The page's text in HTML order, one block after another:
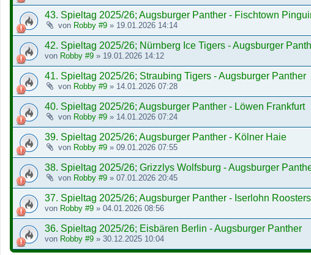
43. Spieltag 2025/26; Augsburger Panther - Fischtown
von Robby #9 » 19.01.2026 14:14
42. Spieltag 2025/26; Nürnberg Ice Tigers - Augsburger
von Robby #9 » 19.01.2026 14:12
41. Spieltag 2025/26; Straubing Tigers - Augsburger Panther
von Robby #9 » 14.01.2026 07:28
40. Spieltag 2025/26; Augsburger Panther - Löwen Frankfurt
von Robby #9 » 14.01.2026 07:24
39. Spieltag 2025/26; Augsburger Panther - Kölner Haie
von Robby #9 » 09.01.2026 07:55
38. Spieltag 2025/26; Grizzlys Wolfsburg - Augsburger
von Robby #9 » 07.01.2026 20:45
37. Spieltag 2025/26; Augsburger Panther - Iserlohn Roosters
von Robby #9 » 04.01.2026 08:56
36. Spieltag 2025/26; Eisbären Berlin - Augsburger Panther
von Robby #9 » 30.12.2025 10:04